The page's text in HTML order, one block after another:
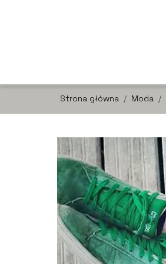
Strona główna / Moda /